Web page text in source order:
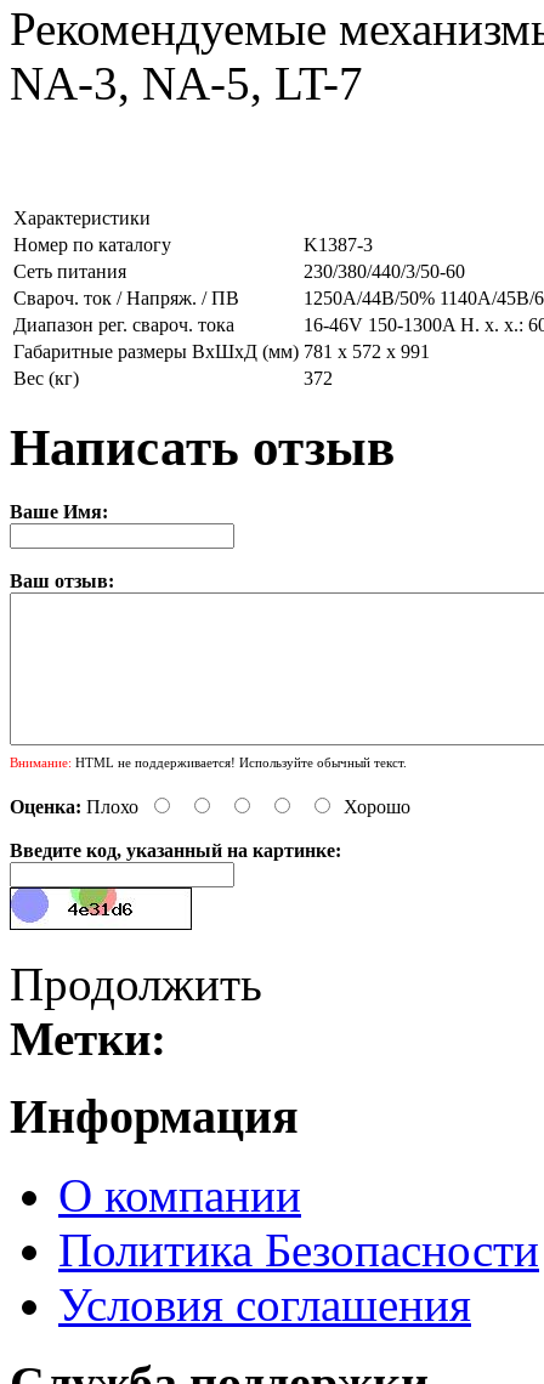
Рекомендуемые
NA-3, NA-5, LT-7
Характеристики
Номер по каталогу
K1387-3
Сеть питания
230/380/440/3/50-60
Свароч. ток / Напряж. / ПВ
1250A/44В/50% 1140A/45В/
Диапазон рег. свароч. тока
16-46V 150-1300A Н. х. х.:
Габаритные размеры ВхШхД (мм) 781 x 572 x 991
Вес (кг)
372
Написать отзыв
Ваше Имя:
Ваш отзыв:
Внимание: HTML не поддерживается! Используйте обычный текст.
Оценка: Плохо Хорошо
Введите код, указанный на картинке:
Продолжить
Метки:
Информация
О компании
Политика Безопасности
Условия соглашения